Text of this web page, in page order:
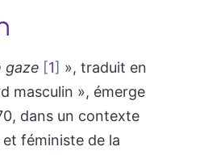
gaze 1
», traduit en
masculin », émerge
dans un contexte
féministe de la